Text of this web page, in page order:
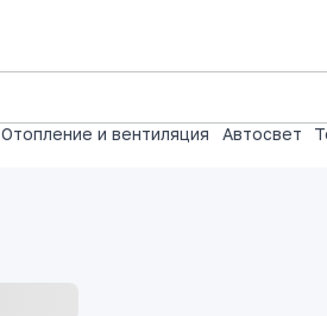
Отопление и вентиляция Автосвет